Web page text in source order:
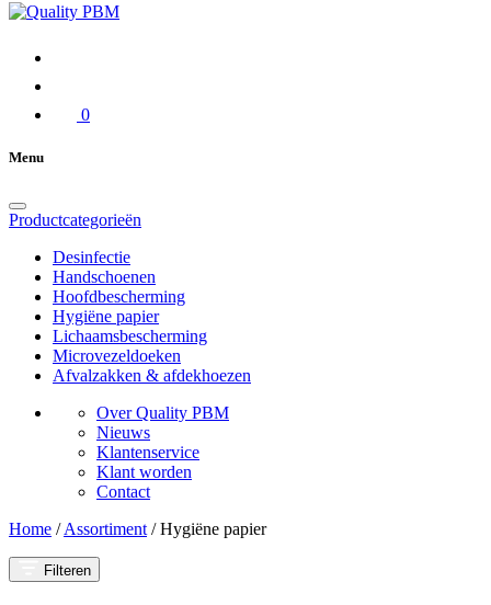
0
Menu
Productcategorieën
Desinfectie
Handschoenen
Hoofdbescherming
Hygiëne papier
Lichaamsbescherming
Microvezeldoeken
Afvalzakken & afdekhoezen
Over Quality PBM
Nieuws
Klantenservice
Klant worden
Contact
Home / Assortiment / Hygiëne papier
Filteren